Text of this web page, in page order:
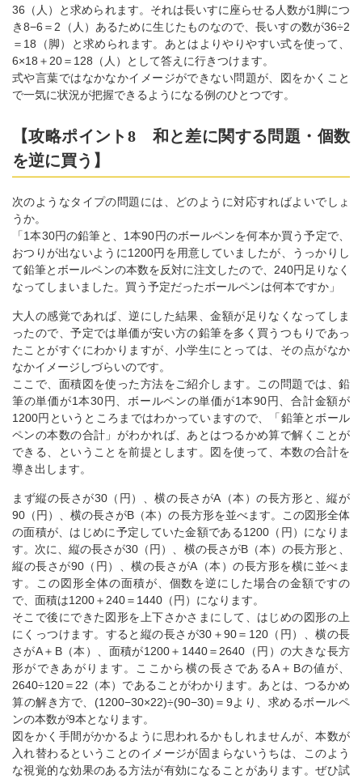
36（人）と求められます。それは長いすに座らせる人数が1脚につ
き8−6＝2（人）あるために生じたものなので、長いすの数が36÷2
＝18（脚）と求められます。あとはよりやりやすい式を使って、
6×18＋20＝128（人）として答えに行きつけます。
式や言葉ではなかなかイメージができない問題が、図をかくこと
で一気に状況が把握できるようになる例のひとつです。
【攻略ポイント8 和と差に関する問題・個数
を逆に買う】
次のようなタイプの問題には、どのように対応すればよいでしょ
うか。
「1本30円の鉛筆と、1本90円のボールペンを何本か買う予定で、
おつりが出ないように1200円を用意していましたが、うっかりし
て鉛筆とボールペンの本数を反対に注文したので、240円足りなく
なってしまいました。買う予定だったボールペンは何本ですか」
大人の感覚であれば、逆にした結果、金額が足りなくなってしま
ったので、予定では単価が安い方の鉛筆を多く買うつもりであっ
たことがすぐにわかりますが、小学生にとっては、その点がなか
なかイメージしづらいのです。
ここで、面積図を使った方法をご紹介します。この問題では、鉛
筆の単価が1本30円、ボールペンの単価が1本90円、合計金額が
1200円というところまではわかっていますので、「鉛筆とボール
ペンの本数の合計」がわかれば、あとはつるかめ算で解くことが
できる、ということを前提とします。図を使って、本数の合計を
導き出します。
まず縦の長さが30（円）、横の長さがA（本）の長方形と、縦が
90（円）、横の長さがB（本）の長方形を並べます。この図形全体
の面積が、はじめに予定していた金額である1200（円）になりま
す。次に、縦の長さが30（円）、横の長さがB（本）の長方形と、
縦の長さが90（円）、横の長さがA（本）の長方形を横に並べま
す。この図形全体の面積が、個数を逆にした場合の金額ですの
で、面積は1200＋240＝1440（円）になります。
そこで後にできた図形を上下さかさまにして、はじめの図形の上
にくっつけます。すると縦の長さが30＋90＝120（円）、横の長
さがA＋B（本）、面積が1200＋1440＝2640（円）の大きな長方
形ができあがります。ここから横の長さであるA＋Bの値が、
2640÷120＝22（本）であることがわかります。あとは、つるかめ
算の解き方で、(1200−30×22)÷(90−30)＝9より、求めるボールペ
ンの本数が9本となります。
図をかく手間がかかるように思われるかもしれませんが、本数が
入れ替わるということのイメージが固まらないうちは、このよう
な視覚的な効果のある方法が有効になることがあります。ぜひ試